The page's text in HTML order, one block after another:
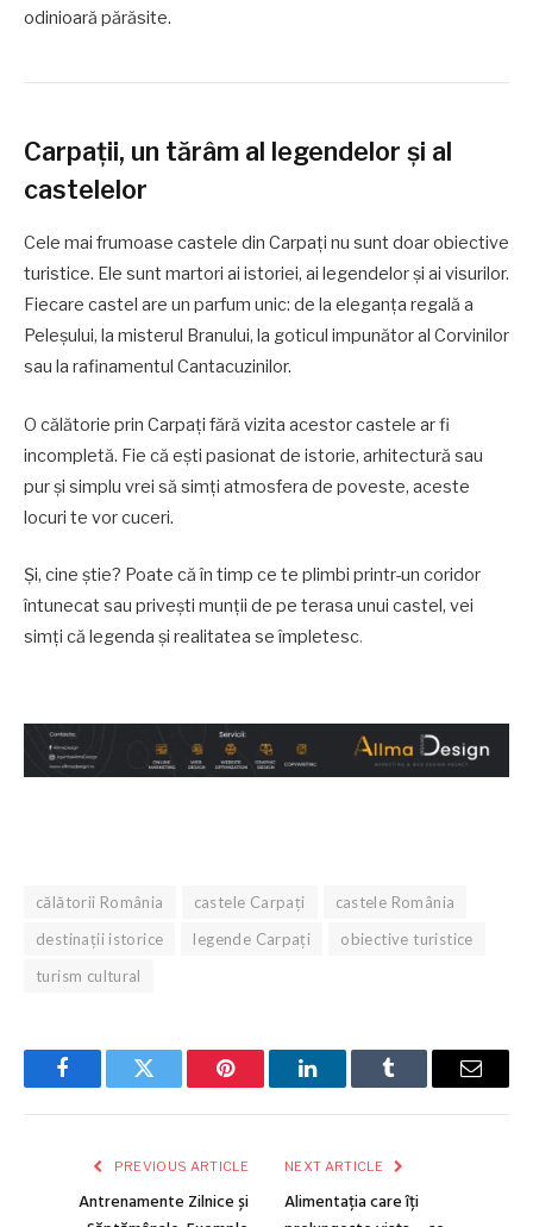
odinioară părăsite.
Carpații, un tărâm al legendelor și al
castelelor
Cele mai frumoase castele din Carpați nu sunt doar obiective
turistice. Ele sunt martori ai istoriei, ai legendelor și ai visurilor.
Fiecare castel are un parfum unic: de la eleganța regală a
Peleșului, la misterul Branului, la goticul impunător al Corvinilor
sau la rafinamentul Cantacuzinilor.
O călătorie prin Carpați fără vizita acestor castele ar fi
incompletă. Fie că ești pasionat de istorie, arhitectură sau
pur și simplu vrei să simți atmosfera de poveste, aceste
locuri te vor cuceri.
Și, cine știe? Poate că în timp ce te plimbi printr-un coridor
întunecat sau privești munții de pe terasa unui castel, vei
simți că legenda și realitatea se împletesc.
călătorii România castele Carpați
castele România
destinații istorice
legende Carpați
obiective turistice
turism cultural
FacebookTwitter Pinterest LinkedInTumblr Email
PREVIOUS ARTICLE
Antrenamente Zilnice și
NEXT ARTICLE
Alimentația care îți